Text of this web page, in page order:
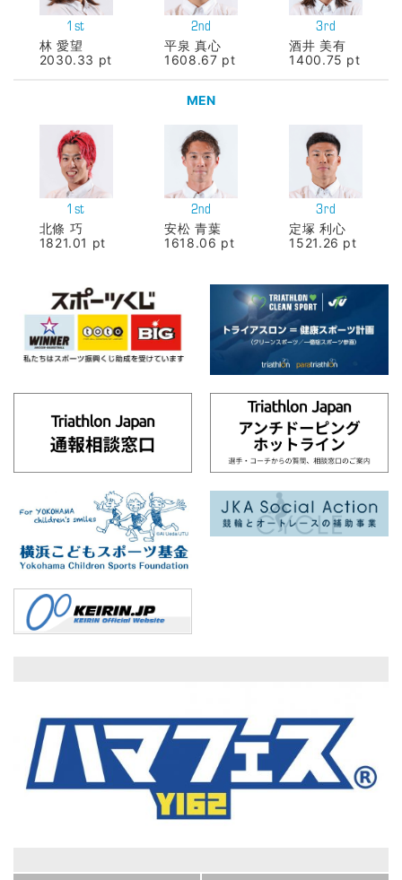
1st
林 愛望
2030.33 pt
2nd
平泉 真心
1608.67 pt
3rd
酒井 美有
1400.75 pt
MEN
1st
北條 巧
1821.01 pt
2nd
安松 青葉
1618.06 pt
3rd
定塚 利心
1521.26 pt